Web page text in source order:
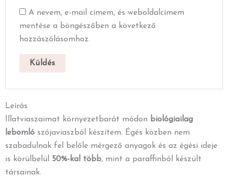
A nevem, e-mail címem, és weboldalcímem
mentése a böngészőben a következő
hozzászólásomhoz.
Leírás
Illatviaszaimat környezetbarát módon biológiailag
lebomló szójaviaszból készítem. Égés közben nem
szabadulnak fel belőle mérgező anyagok és az égési ideje
is körülbelül 50%-kal több, mint a paraffinból készült
társainak.